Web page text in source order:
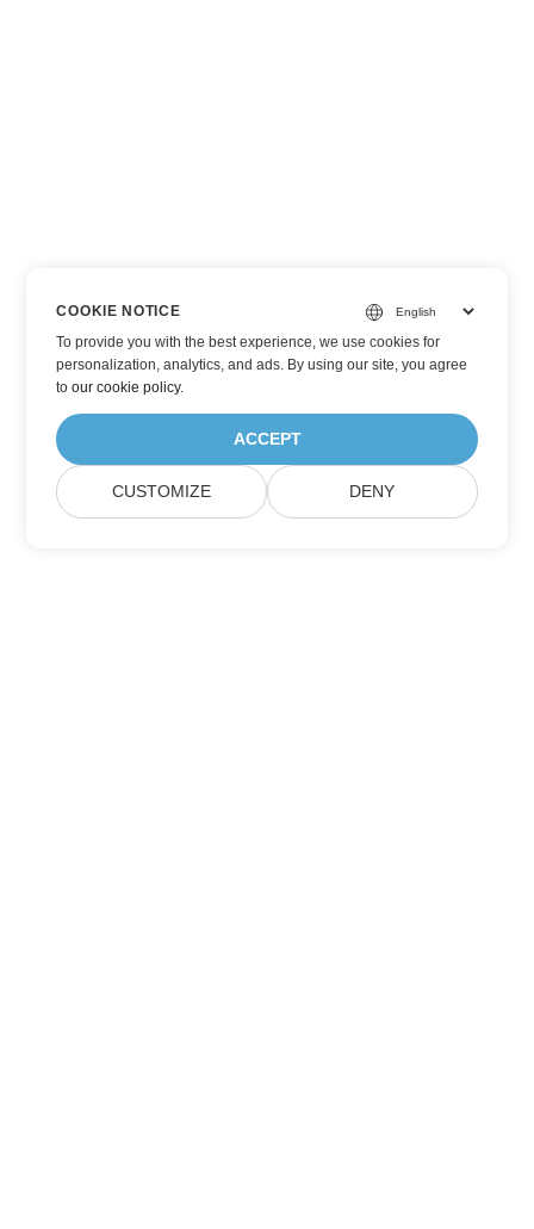
COOKIE NOTICE
To provide you with the best experience, we use cookies for
personalization, analytics, and ads. By using our site, you agree
toour cookie policy.
ACCEPT
CUSTOMIZE DENY